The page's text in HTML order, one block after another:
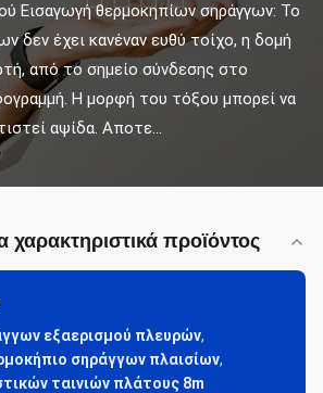
Εισαγωγή θερμοκηπίων σηράγγων: Το
δεν έχει κανέναν ευθύ τοίχο, η δομή
από το σημείο σύνδεσης στο
Η μορφή του τόξου μπορεί να
αψίδα. Αποτε...
προϊόντος
εξαερισμού πλευρών,
σηράγγων πλαισίων,
ταινιών πλάτους 8m